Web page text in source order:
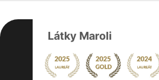
Látky Maroli